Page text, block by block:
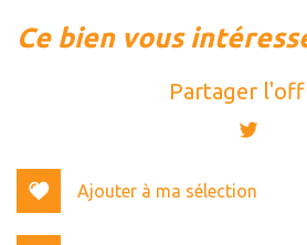
la ville de chambéry
ce bien vous
Partager
Ajouter à ma sélection